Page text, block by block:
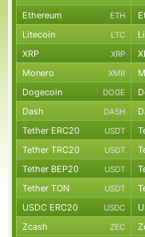
Ethereum ETH
Litecoin LTC
XRP XRP
Monero XMR
Dogecoin DOGE
Dash DASH
Tether ERC20 USDT
Tether TRC20 USDT
Tether BEP20 USDT
Tether TON USDT
USDC ERC20 USDC
Zcash ZEC